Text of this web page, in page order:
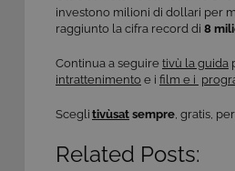
investono milioni di dollari per
raggiunto la cifra record di 8
Continua a seguire tivù la guida
intrattenimento e i film e i
Scegli tivùsat sempre, gratis,
Related Posts: